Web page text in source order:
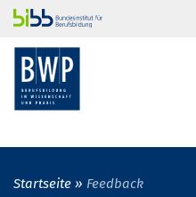
Startseite Feedback